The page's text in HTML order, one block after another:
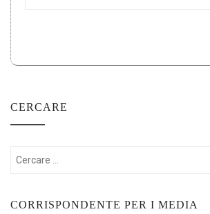
CERCARE
Cercare:
CORRISPONDENTE PER I MEDIA